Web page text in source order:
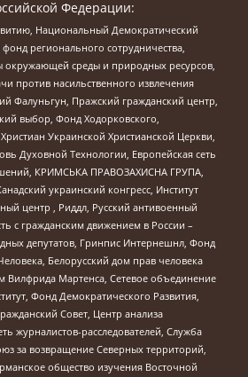
Федерации:
Национальный Демократический
регионального сотрудничества,
окружающей среды и природных ресурсов,
против насильственного извлечения
Фалуньгун, Пражский гражданский центр,
выбор, Фонд Ходорковского,
Украинской Христианской Церкви,
Духовной Технологии, Европейская сеть
КРИМСЬКА ПРАВОЗАХИСНА ГРУПА,
украинский конгресс, Институт
центр , Риддл, Русский антивоенный
с гражданским движением в России –
депутатов, Гринпис Интернешнл, Фонд
Белорусский дом прав человека
Вилфрида Мартенса, Сетевое объединение
Фонд Демократического Развития,
Совет, Центр анализа
журналистов-расследователей, Служба
за возвращение Северных территорий,
общество изучения Восточной